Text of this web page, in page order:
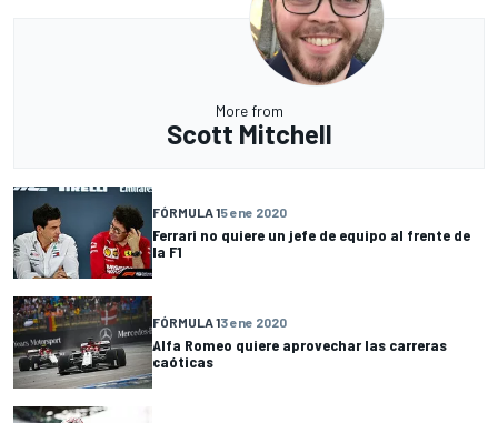
More from
Scott Mitchell
FÓRMULA 15 ene 2020
Ferrari no quiere un jefe de equipo al frente de
la F1
FÓRMULA 13 ene 2020
Alfa Romeo quiere aprovechar las carreras
caóticas